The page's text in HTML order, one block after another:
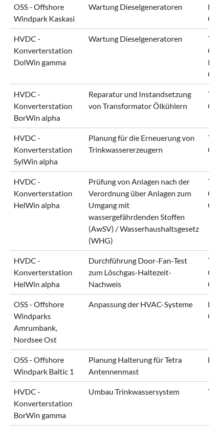
OSS - Offshore
Windpark Kaskasi
Wartung Dieselgeneratoren
HVDC -
Konverterstation
DolWin gamma
Wartung Dieselgeneratoren
HVDC -
Konverterstation
BorWin alpha
Reparatur und Instandsetzung
von Transformator Ölkühlern
HVDC -
Konverterstation
SylWin alpha
Planung für die Erneuerung von
Trinkwassererzeugern
HVDC -
Konverterstation
HelWin alpha
Prüfung von Anlagen nach der
Verordnung über Anlagen zum
Umgang mit
wassergefährdenden Stoffen
(AwSV) / Wasserhaushaltsgesetz
(WHG)
HVDC -
Konverterstation
HelWin alpha
Durchführung Door-Fan-Test
zum Löschgas-Haltezeit-
Nachweis
OSS - Offshore
Windparks
Amrumbank,
Nordsee Ost
Anpassung der HVAC-Systeme
OSS - Offshore
Windpark Baltic 1
Planung Halterung für Tetra
Antennenmast
HVDC -
Konverterstation
BorWin gamma
Umbau Trinkwassersystem